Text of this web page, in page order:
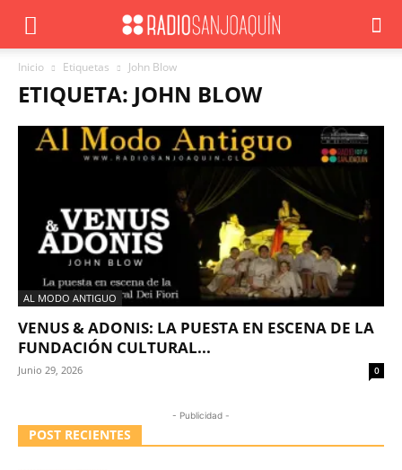
Inicio Etiquetas John Blow
ETIQUETA: JOHN BLOW
AL MODO ANTIGUO
VENUS & ADONIS: LA PUESTA EN ESCENA DE LA
FUNDACIÓN CULTURAL...
Junio 29, 2026 0
- Publicidad -
POST RECIENTES